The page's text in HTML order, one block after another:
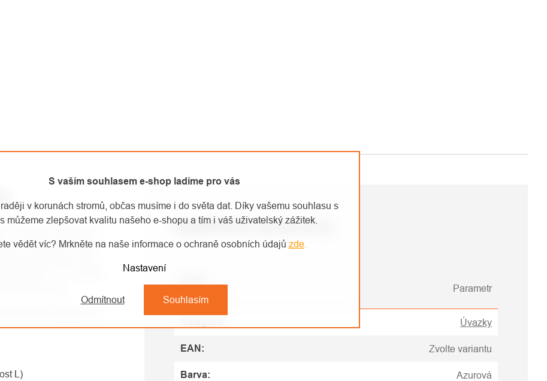
S vaším souhlasem e-shop ladíme pro vás
v korunách stromů, občas musíme i do světa dat. Díky vašemu souhlasu s
můžeme zlepšovat kvalitu našeho e-shopu a tím i váš uživatelský zážitek.
vědět víc? Mrkněte na naše informace o ochraně osobních údajů zde.
Nastavení
Odmítnout Souhlasím
revoluční úvazek pro
nevšimnete. Má jen
polstrování vám
pohybu. Ať už lezete
a styl.
chcete být jako ona,
L)
Doplňkové parametry
parametru
Parametr
Úvazky
EAN: Zvolte variantu
Barva: Azurová